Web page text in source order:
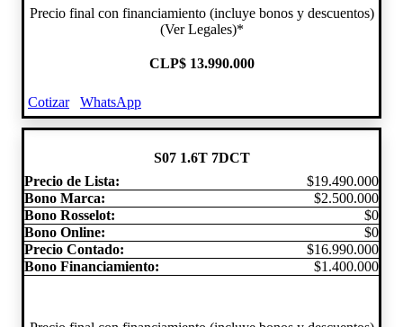
Precio final con financiamiento (incluye bonos y descuentos)
(Ver Legales)*
CLP$ 13.990.000
Cotizar WhatsApp
S07 1.6T 7DCT
Precio de Lista:
$19.490.000
Bono Marca:
$2.500.000
Bono Rosselot:
$0
Bono Online:
$0
Precio Contado:
$16.990.000
Bono Financiamiento:
$1.400.000